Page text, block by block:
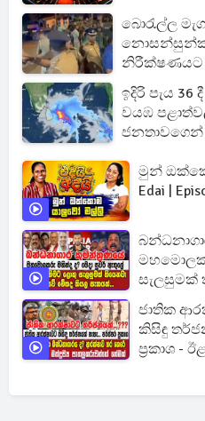
බොරැල්ල
නිරීක්ෂණයට
ඉදිරි පැය
වයඹ
මුන්
Edai |
මහමොලකරු
සැලසුමක්
කියල
ජාතික
කිසිඳු
ප්‍රකාශ -